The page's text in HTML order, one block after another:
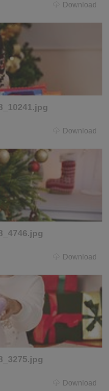
Download
Download
Download
Download